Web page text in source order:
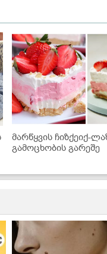
მარწყვის ჩიზქეიქ-
გამოცხობის გარეშე